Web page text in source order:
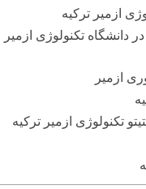
ازمیر ترکیه
دانشگاه تکنولوژی ازمیر
ازمیر
تکنولوژی ازمیر ترکیه